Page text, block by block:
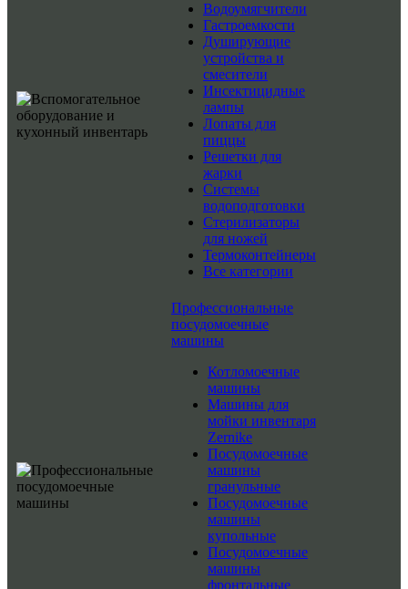
Водоумягчители
Гастроемкости
Душирующие
устройства и
смесители
Инсектицидные
лампы
Лопаты для
пиццы
Решетки для
жарки
Системы
водоподготовки
Стерилизаторы
для ножей
Термоконтейнеры
Все категории
Профессиональные
посудомоечные
машины
Котломоечные
машины
Машины для
мойки инвентаря
Zernike
Посудомоечные
машины
гранульные
Посудомоечные
машины
купольные
Посудомоечные
машины
фронтальные